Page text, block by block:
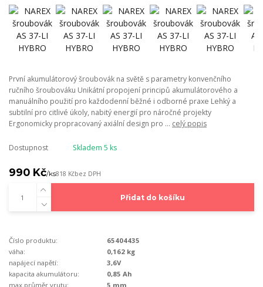
První akumulátorový šroubovák na světě s parametry konvenčního
ručního šroubováku Unikátní propojení principů akumulátorového a
manuálního použití pro každodenní běžné i odborné praxe Lehký a
subtilní pro citlivé úkoly, nabitý energií pro náročné projekty
Ergonomicky propracovaný axiální design pro ... celý popis
Dostupnost Skladem 5 ks
990 Kč/ks818 Kčbez DPH
Přidat do košíku
Číslo produktu:
65404435
váha:
0,162 kg
napájecí napětí:
3,6V
kapacita akumulátoru:
0,85 Ah
max.průměr vrutu:
5 mm